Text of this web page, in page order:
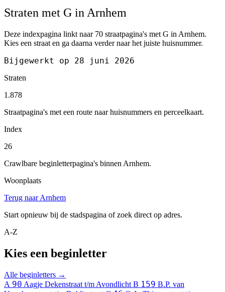
Straten met G in Arnhem
Deze indexpagina linkt naar 70 straatpagina's met G in Arnhem.
Kies een straat en ga daarna verder naar het juiste huisnummer.
Bijgewerkt op 28 juni 2026
Straten
1.878
Straatpagina's met een route naar huisnummers en perceelkaart.
Index
26
Crawlbare beginletterpagina's binnen Arnhem.
Woonplaats
Terug naar Arnhem
Start opnieuw bij de stadspagina of zoek direct op adres.
A-Z
Kies een beginletter
Alle beginletters →
A 90 Aagje Dekenstraat t/m Avondlicht B 159 B.P. van